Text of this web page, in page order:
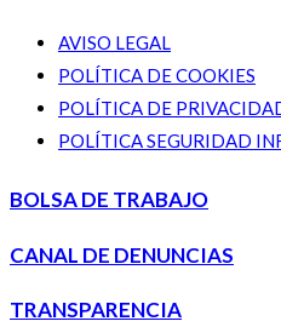
AVISO LEGAL
POLÍTICA DE COOKIES
POLÍTICA DE
POLÍTICA SEGURIDAD
BOLSA DE TRABAJO
CANAL DE DENUNCIAS
TRANSPARENCIA